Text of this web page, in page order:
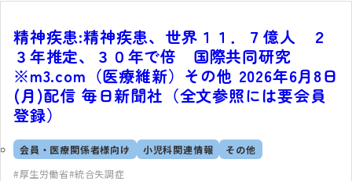
精神疾患:精神疾患、世界１１．７億人 ２
３年推定、３０年で倍 国際共同研究
※m3.com（医療維新）その他 2026年6月8日
(月)配信 毎日新聞社（全文参照には要会員
登録）
会員・医療関係者様向け 小児科関連情報
その他
厚生労働省 統合失調症